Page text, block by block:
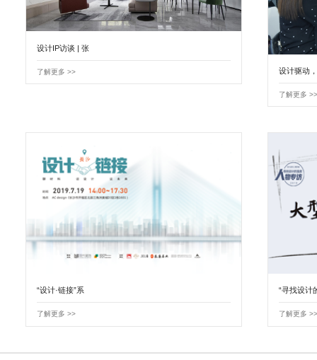
设计IP访谈 | 张
了解更多 >> 设计驱动
了解更多
“设计·链接”系
了解更多 >>
“寻找设计
了解更多